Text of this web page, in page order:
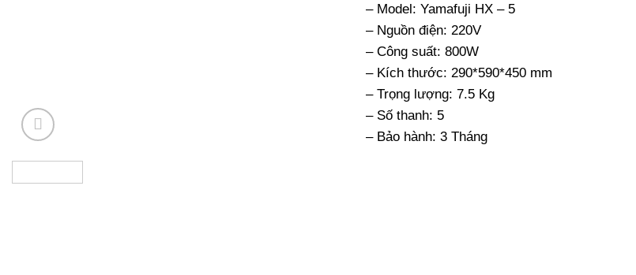
– Model: Yamafuji HX – 5
– Nguồn điện: 220V
– Công suất: 800W
– Kích thước: 290*590*450 mm
– Trọng lượng: 7.5 Kg
– Số thanh: 5
– Bảo hành: 3 Tháng